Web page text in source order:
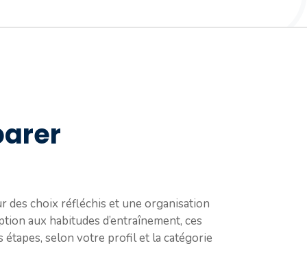
des choix réfléchis et une organisation
aux habitudes d’entraînement, ces
selon votre profil et la catégorie